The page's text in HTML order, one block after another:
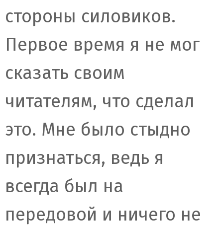
стороны силовиков.
Первое время я не мог
сказать своим
читателям, что сделал
это. Мне было стыдно
признаться, ведь я
всегда был на
передовой и ничего не